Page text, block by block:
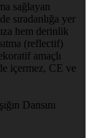
sağlayan
sıradanlığa yer
hem derinlik
(reflectif)
amaçlı
içermez, CE ve
Dansını